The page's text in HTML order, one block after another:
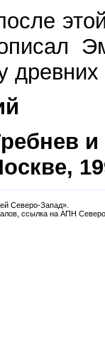
Северо-Запад».
ссылка на АПН